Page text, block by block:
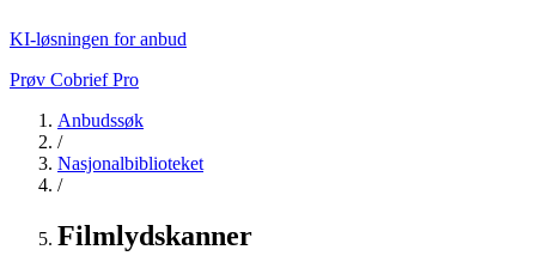
KI-løsningen for anbud
Prøv Cobrief Pro
Anbudssøk
/
Nasjonalbiblioteket
/
Filmlydskanner